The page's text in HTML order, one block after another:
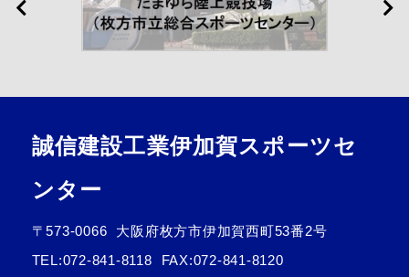
誠信建設工業伊加賀スポーツセ
ンター
〒573-0066
大阪府枚方市伊加賀西町53番2号
TEL:072-841-8118
FAX:072-841-8120